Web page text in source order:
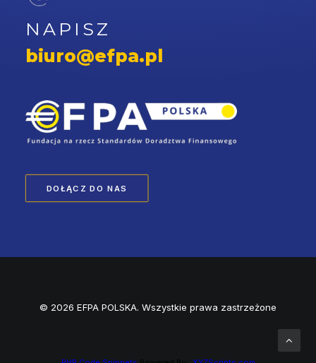
DOŁĄCZ DO NAS
NAPISZ
biuro@efpa.pl
© 2026 EFPA POLSKA. Wszystkie prawa zastrzeżone